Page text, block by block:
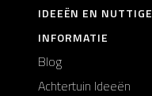
IDEEËN EN NUTTIGE
INFORMATIE
Blog
Achtertuin Ideeën